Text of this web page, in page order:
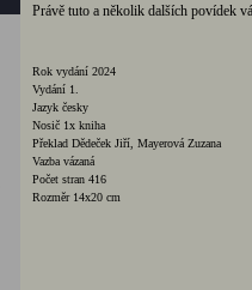
Právě tuto a několik dalších povídek
Rok vydání 2024
Vydání 1.
Jazyk česky
Nosič 1x kniha
Překlad Dědeček Jiří, Mayerová Zuzana
Vazba vázaná
Počet stran 416
Rozměr 14x20 cm